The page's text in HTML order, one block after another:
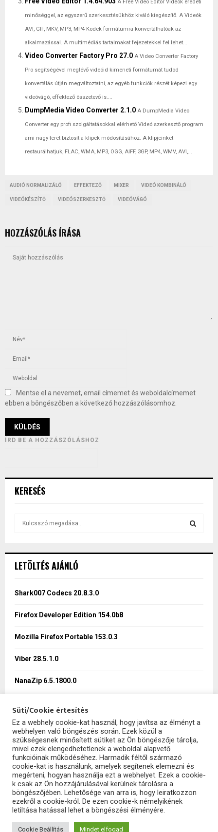
A Free Video Editor Videók eredeti
minőséggel, az egyszerű szerkesztésükhöz kiváló kiegészítő. A Videók
AVI, GIF, MKV, MP3, MP4 Kodek formátumra konvertálhatóak az
alkalmazással. A multimédiás tartalmakat fejezetekkel fel lehet...
Video Converter Factory Pro 27.0 A Video Converter Factory
Pro segítségével meglévő videóid kimeneti formátumát tudod
konvertálás útján megváltoztatni, az egyéb funkciók részét képezi egy
videóvágó, effektező összetevő is....
DumpMedia Video Converter 2.1.0 A DumpMedia Video
Converter egy profi szolgáltatásokkal elérhető Videó szerkesztő program
ami nagy teret biztosít a klipek módosításához. A klipjeinket
restaurálhatjuk, FLAC, WMA, MP3, OGG, AIFF, 3GP, MP4, WMV, AVI,...
AUDIÓ NORMALIZÁLÓ EFFEKTEZŐ MIXER VIDEÓ KOMBINÁLÓ
VIDEÓKÉSZÍTŐ VIDEÓSZERKESZTŐ VIDEÓVÁGÓ
HOZZÁSZÓLÁS ÍRÁSA
Mentse el a nevemet, email címemet és weboldalcímemet
ebben a böngészőben a következő hozzászólásomhoz.
ÍRD BE A HOZZÁSZÓLÁSHOZ
KERESÉS
h
o
:
LETÖLTÉS AJÁNLÓ
Shark007 Codecs 20.8.3.0
Firefox Developer Edition 154.0b8
Mozilla Firefox Portable 153.0.3
Viber 28.5.1.0
NanaZip 6.5.1800.0
SzoftHub
2025 - szofthub.hu. All Right Reserved.
Süti/Cookie értesítés
Ez a webhely cookie-kat használ, hogy javítsa az élményt a
webhelyen való böngészés során. Ezek közül a
szükségesnek minősített sütiket az Ön böngészője tárolja,
mivel ezek elengedhetetlenek a weboldal alapvető
funkcióinak működéséhez. Harmadik féltől származó
cookie-kat is használunk, amelyek segítenek elemezni és
megérteni, hogyan használja ezt a webhelyet. Ezek a cookie-
k csak az Ön hozzájárulásával kerülnek tárolásra a
böngészőjében. Lehetősége van arra is, hogy leiratkozzon
ezekről a cookie-król. De ezen cookie-k némelyikének
letiltása hatással lehet a böngészési élményére.
Cookie Beállítás Mindet elfogad